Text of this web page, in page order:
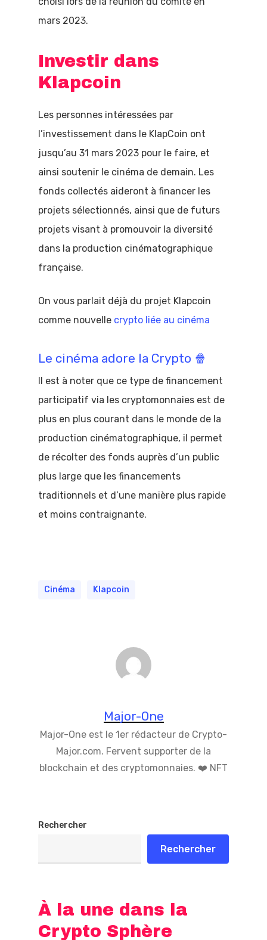
mars 2023.
Investir dans
Klapcoin
Les personnes intéressées par
l’investissement dans le KlapCoin ont
jusqu’au 31 mars 2023 pour le faire, et
ainsi soutenir le cinéma de demain. Les
fonds collectés aideront à financer les
projets sélectionnés, ainsi que de futurs
projets visant à promouvoir la diversité
dans la production cinématographique
française.
On vous parlait déjà du projet Klapcoin
comme nouvelle crypto liée au cinéma
Le cinéma adore la Crypto 🍿
Il est à noter que ce type de financement
participatif via les cryptomonnaies est de
plus en plus courant dans le monde de la
production cinématographique, il permet
de récolter des fonds auprès d’un public
plus large que les financements
traditionnels et d’une manière plus rapide
et moins contraignante.
Cinéma Klapcoin
Major-One
Major-One est le 1er rédacteur de Crypto-
Major.com. Fervent supporter de la
blockchain et des cryptomonnaies. ❤️ NFT
Rechercher
Rechercher
À la une dans la
Crypto Sphère